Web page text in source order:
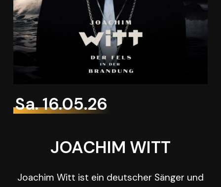
JOACHIM WITT
Joachim Witt ist ein deutscher Sänger und
Sa. 16.05.26